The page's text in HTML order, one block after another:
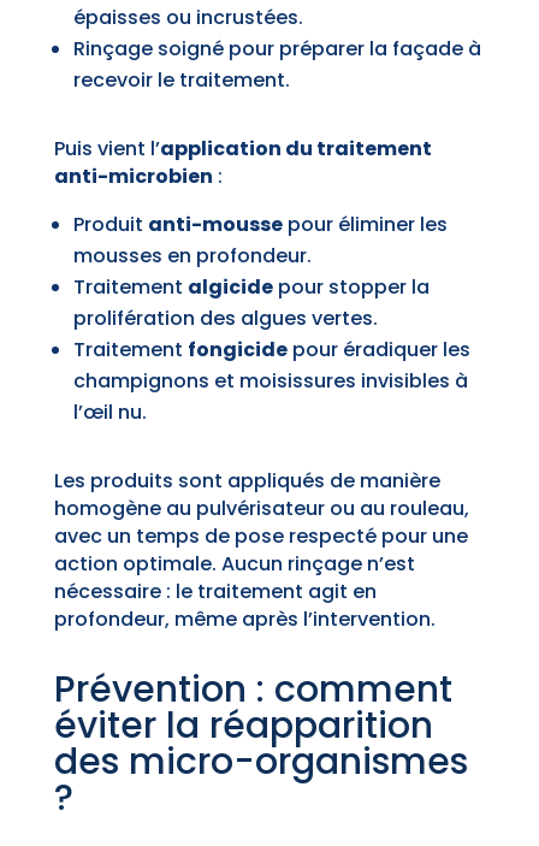
épaisses ou incrustées.
Rinçage soigné pour préparer la façade à
recevoir le traitement.
Puis vient l’application du traitement
anti-microbien :
Produit anti-moussepour éliminer les
mousses en profondeur.
Traitement algicidepour stopper la
prolifération des algues vertes.
Traitement fongicidepour éradiquer les
champignons et moisissures invisibles à
l’œil nu.
Les produits sont appliqués de manière
homogène au pulvérisateur ou au rouleau,
avec un temps de pose respecté pour une
action optimale. Aucun rinçage n’est
nécessaire : le traitement agit en
profondeur, même après l’intervention.
Prévention : comment
éviter la réapparition
des micro-organismes
?